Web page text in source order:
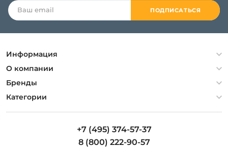
ПОДПИСАТЬСЯ
Информация
Политика конфиденциальности
Гарантия
Оплата и доставка
О компании
О компании
Контакты
Бренды
Artelamp
Категории
Люстры
+7 (495) 374-57-37
8 (800) 222-90-57